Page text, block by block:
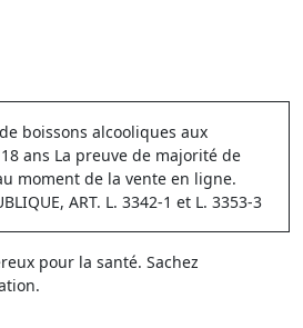
boissons alcooliques aux
ans La preuve de majorité de
moment de la vente en ligne.
ART. L. 3342-1 et L. 3353-3
pour la santé. Sachez